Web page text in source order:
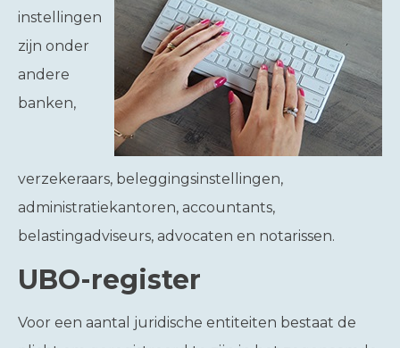
instellingen
zijn onder
andere
banken,
verzekeraars, beleggingsinstellingen,
administratiekantoren, accountants,
belastingadviseurs, advocaten en notarissen.
UBO-register
Voor een aantal juridische entiteiten bestaat de